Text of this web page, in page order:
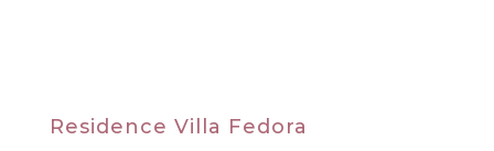
Residence Villa Fedora